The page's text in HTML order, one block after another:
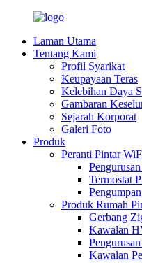
Laman Utama
Tentang Kami
Profil Syarikat
Keupayaan Teras
Kelebihan Daya
Gambaran
Sejarah Korporat
Galeri Foto
Produk
Peranti Pintar
Termostat
Produk Rumah
Gerbang
Kawalan
Kawalan